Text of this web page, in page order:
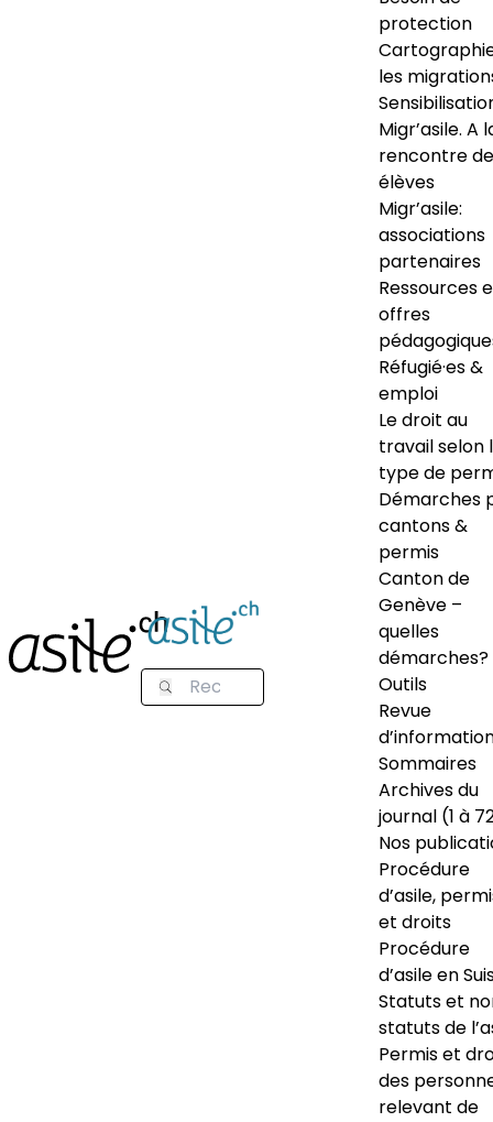
protection
les
Migr’asile. A
rencontre
élèves
Migr’asile:
associations
partenaires
Ressources
offres
Réfugié·es &
emploi
Le droit au
travail selon
type de
Démarches
cantons &
permis
Canton de
Genève –
quelles
démarches?
Outils
Revue
Sommaires
Archives du
journal (1 à
Nos
Procédure
d’asile,
et droits
Procédure
d’asile en
Statuts et
statuts de
Permis et
des
relevant de